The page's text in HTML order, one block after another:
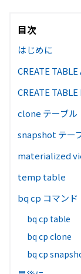
目次
はじめに
CREATE TABLE
CREATE TABLE
clone テーブル
snapshot テー
materialized
temp table
bq cp コマンド
bq cp table
bq cp clone
bq cp